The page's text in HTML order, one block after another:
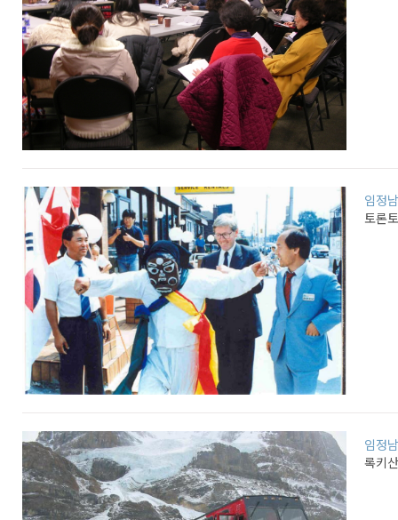
임정남
토론
임정남
록키